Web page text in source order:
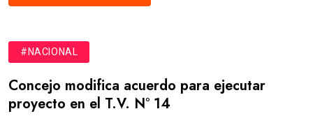
#NACIONAL
Concejo modifica acuerdo para ejecutar
proyecto en el T.V. N° 14